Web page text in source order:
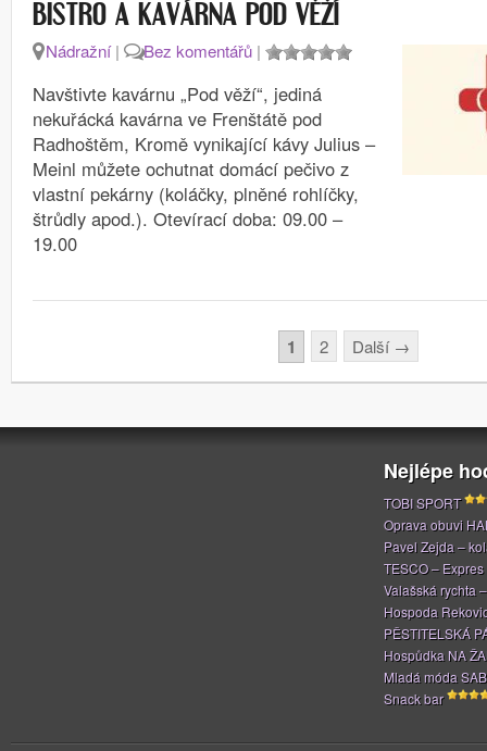
BISTRO A KAVÁRNA POD VĚŽÍ
Nádražní| Bez komentářů |
Navštivte kavárnu „Pod věží“, jediná
nekuřácká kavárna ve Frenštátě pod
Radhoštěm, Kromě vynikající kávy Julius –
Meinl můžete ochutnat domácí pečivo z
vlastní pekárny (koláčky, plněné rohlíčky,
štrůdly apod.). Otevírací doba: 09.00 –
19.00
1 2 Další →
Nejlépe
TOBI SPORT
Oprava obuvi
Pavel Zejda –
TESCO – Expres
Valašská rychta
Hospoda
PĚSTITELSKÁ
Hospůdka NA
Mladá móda
Snack bar